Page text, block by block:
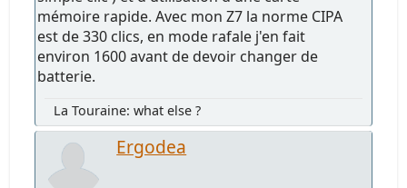
mémoire rapide. Avec mon Z7 la norme CIPA
est de 330 clics, en mode rafale j'en fait
environ 1600 avant de devoir changer de
batterie.
La Touraine: what else ?
Ergodea